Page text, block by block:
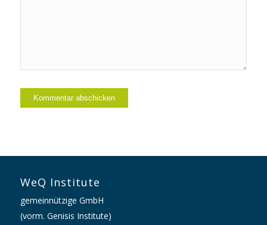
WeQ Institute
gemeinnützige GmbH
(vorm. Genisis Institute)